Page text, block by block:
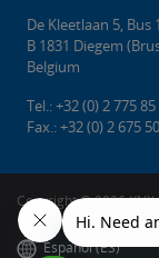
De Kleetlaan 5, Bus
B 1831 Diegem
Belgium
Tel.: +32 (0) 2 775
Fax.: +32 (0) 2 675
Copyright ©️ 2026
Español (ES)